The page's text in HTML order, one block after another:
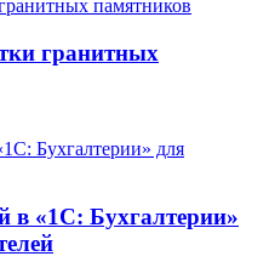
гранитных
в «1С: Бухгалтерии»